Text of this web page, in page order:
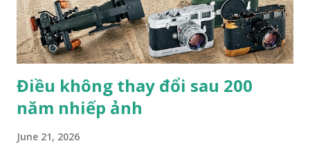
liên tiếp. B.T
Điều không thay đổi sau 200
năm nhiếp ảnh
June 21, 2026